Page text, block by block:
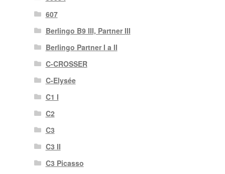
607
Berlingo B9 III, Partner III
Berlingo Partner I a II
C-CROSSER
C-Elysée
C1 I
C2
C3
C3 II
C3 Picasso